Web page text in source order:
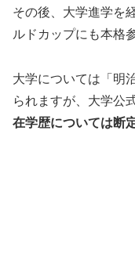
その後、大学進学を
ルドカップにも本格
大学については「明
られますが、大学公
在学歴については断